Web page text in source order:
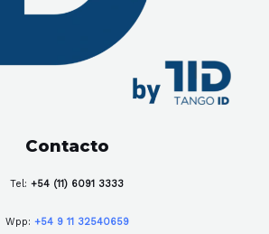
Contacto
Tel: +54 (11) 6091 3333
Wpp: +54 9 11 32540659